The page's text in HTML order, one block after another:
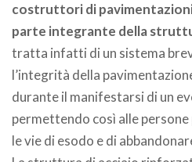
costruttori di
parte integrante della
tratta infatti di un sistema
l’integrità della
durante il manifestarsi di un
permettendo così alle
le vie di esodo e di